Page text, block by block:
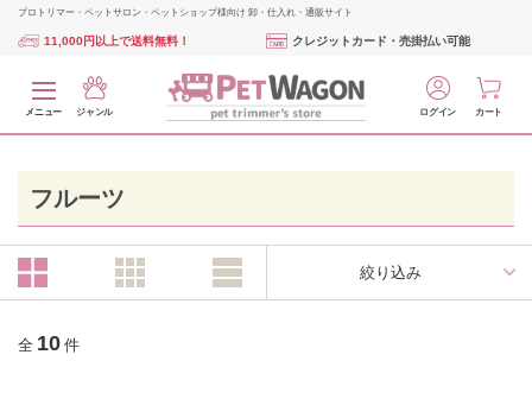
プロトリマー・ペットサロン・ペットショップ様向け 卸・仕入れ・通販サイト
11,000円以上で送料無料！ クレジットカード・売掛払い可能
メニュー ジャンル ログイン カート
フルーツ
絞り込み
全 10 件